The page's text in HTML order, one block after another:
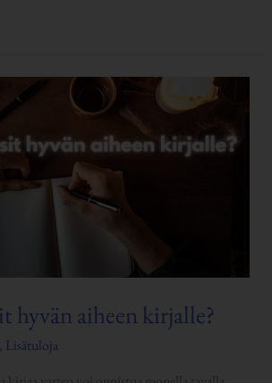
hyvän aiheen kirjalle?
, Lisätuloja